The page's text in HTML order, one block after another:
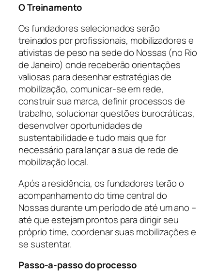
O Treinamento
Os fundadores selecionados serão
treinados por profissionais, mobilizadores e
ativistas de peso na sede do Nossas (no Rio
de Janeiro) onde receberão orientações
valiosas para desenhar estratégias de
mobilização, comunicar-se em rede,
construir sua marca, definir processos de
trabalho, solucionar questões burocráticas,
desenvolver oportunidades de
sustentabilidade e tudo mais que for
necessário para lançar a sua de rede de
mobilização local.
Após a residência, os fundadores terão o
acompanhamento do time central do
Nossas durante um período de até um ano –
até que estejam prontos para dirigir seu
próprio time, coordenar suas mobilizações e
se sustentar.
Passo-a-passo do processo